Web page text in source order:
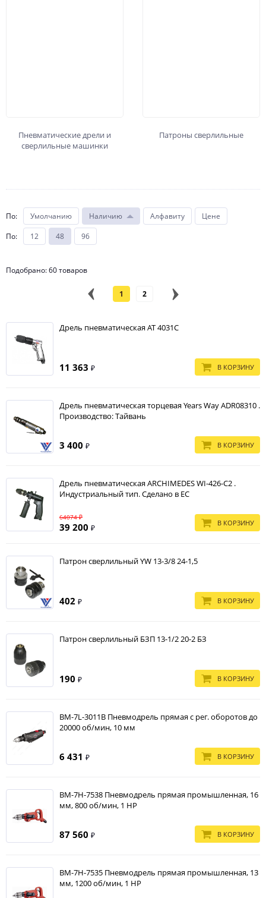
Пневматические дрели и
сверлильные машинки
Патроны сверлильные
По: Умолчанию Наличию Алфавиту
Цене
По: 12 48 96
Подобрано: 60 товаров
1 2
Дрель пневматическая АТ 4031С
11 363 ₽ В КОРЗИНУ
Дрель пневматическая торцевая Years Way ADR08310 .
Производство: Тайвань
3 400 ₽ В КОРЗИНУ
Дрель пневматическая ARCHIMEDES WI-426-C2 .
Индустриальный тип. Сделано в ЕС
39 200 ₽
64074 ₽
В КОРЗИНУ
Патрон сверлильный YW 13-3/8 24-1,5
402 ₽ В КОРЗИНУ
Патрон сверлильный БЗП 13-1/2 20-2 БЗ
190 ₽ В КОРЗИНУ
BM-7L-3011B Пневмодрель прямая с рег. оборотов до
20000 об/мин, 10 мм
6 431 ₽ В КОРЗИНУ
BM-7H-7538 Пневмодрель прямая промышленная, 16
мм, 800 об/мин, 1 HP
87 560 ₽ В КОРЗИНУ
BM-7H-7535 Пневмодрель прямая промышленная, 13
мм, 1200 об/мин, 1 HP